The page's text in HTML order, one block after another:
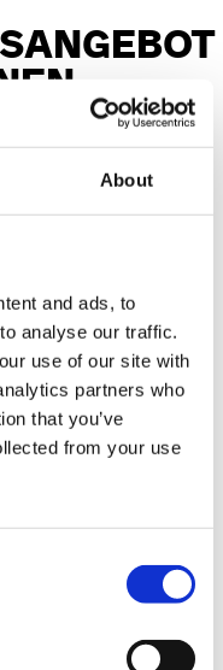
About
and ads, to
analyse our traffic.
use of our site with
partners who
that you’ve
from your use
zu sehen.
anzupassen.
12 Monate